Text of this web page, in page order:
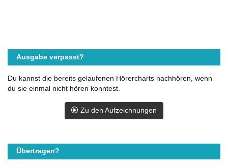
Ausgabe verpasst?
Du kannst die bereits gelaufenen Hörercharts nachhören, wenn
du sie einmal nicht hören konntest.
Zu den Aufzeichnungen
Übertragen?